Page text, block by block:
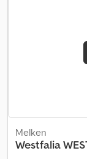
Melken
Westfalia